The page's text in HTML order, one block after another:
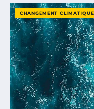
CHANGEMENT CLIMATIQUE